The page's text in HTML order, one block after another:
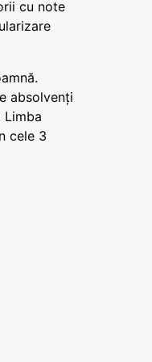
cu note
absolvenți
Limba
cele 3